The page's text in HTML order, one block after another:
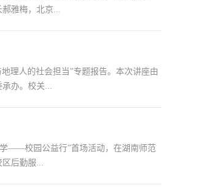
雅梅，北京...
理人的社会担当”专题报告。本次讲座由
办。校关...
学——校园公益行”首场活动，在湖南师范
后勤服...